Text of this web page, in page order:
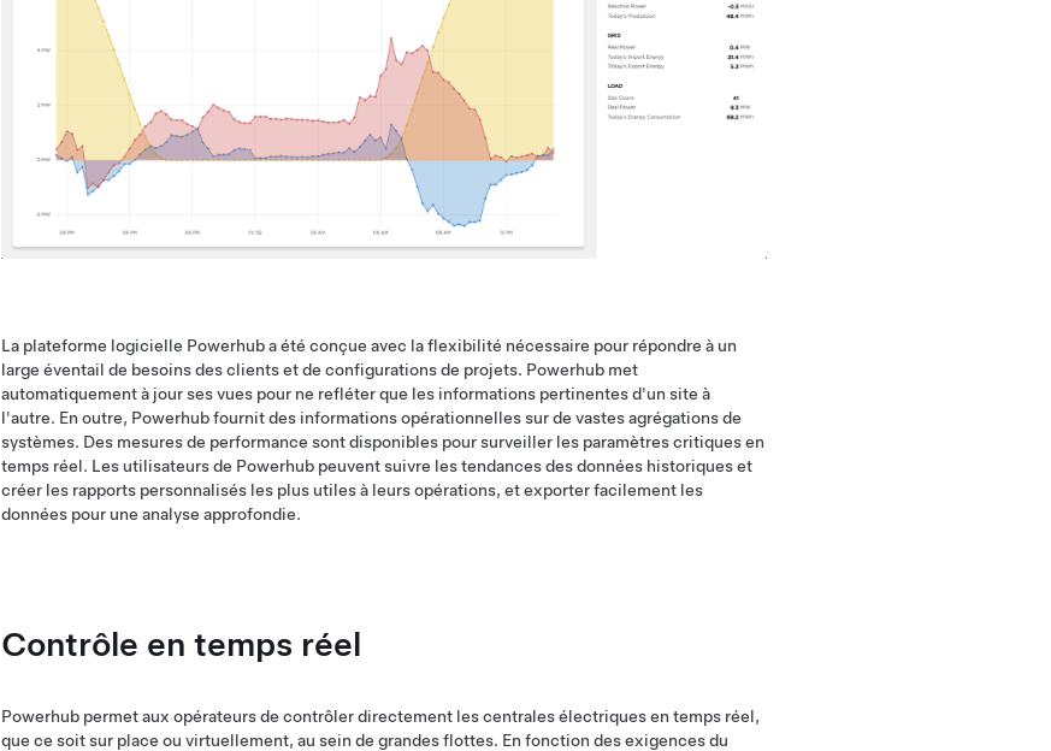
La plateforme logicielle Powerhub a été conçue avec la flexibilité nécessaire pour répondre à un
large éventail de besoins des clients et de configurations de projets. Powerhub met
automatiquement à jour ses vues pour ne refléter que les informations pertinentes d'un site à
l'autre. En outre, Powerhub fournit des informations opérationnelles sur de vastes agrégations de
systèmes. Des mesures de performance sont disponibles pour surveiller les paramètres critiques en
temps réel. Les utilisateurs de Powerhub peuvent suivre les tendances des données historiques et
créer les rapports personnalisés les plus utiles à leurs opérations, et exporter facilement les
données pour une analyse approfondie.
Contrôle en temps réel
Powerhub permet aux opérateurs de contrôler directement les centrales électriques en temps réel,
que ce soit sur place ou virtuellement, au sein de grandes flottes. En fonction des exigences du